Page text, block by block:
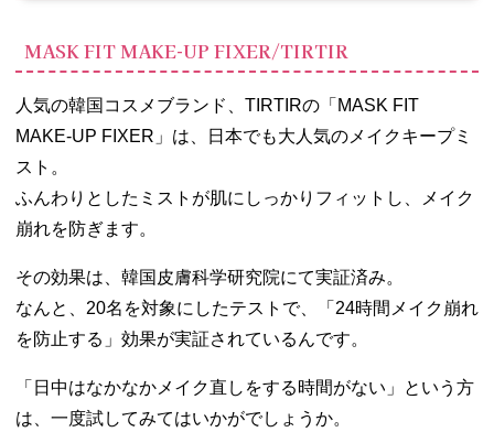
MASK FIT MAKE-UP FIXER/TIRTIR
人気の韓国コスメブランド、TIRTIRの「MASK FIT
MAKE-UP FIXER」は、日本でも大人気のメイクキープミ
スト。
ふんわりとしたミストが肌にしっかりフィットし、メイク
崩れを防ぎます。
その効果は、韓国皮膚科学研究院にて実証済み。
なんと、20名を対象にしたテストで、「24時間メイク崩れ
を防止する」効果が実証されているんです。
「日中はなかなかメイク直しをする時間がない」という方
は、一度試してみてはいかがでしょうか。